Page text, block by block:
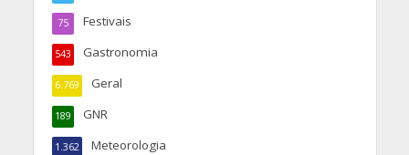
Festivais
75
Gastronomia
543
Geral
6.769
GNR
189
Meteorologia
1.362